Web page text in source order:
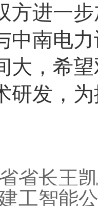
方进一
中南电
大，希
研发，
省长王
工智能